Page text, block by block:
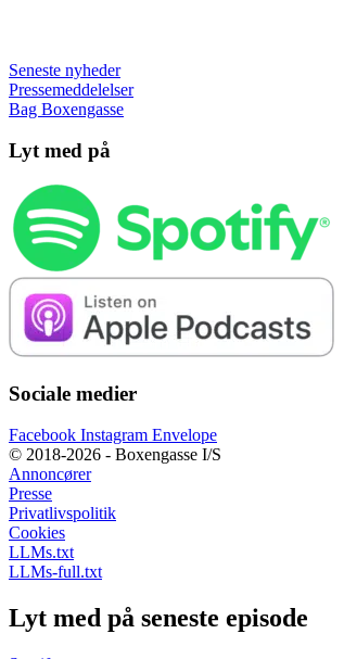
Seneste nyheder
Pressemeddelelser
Bag Boxengasse
Lyt med på
Sociale medier
Facebook Instagram Envelope
© 2018-2026 - Boxengasse I/S
Annoncører
Presse
Privatlivspolitik
Cookies
LLMs.txt
LLMs-full.txt
Lyt med på seneste episode